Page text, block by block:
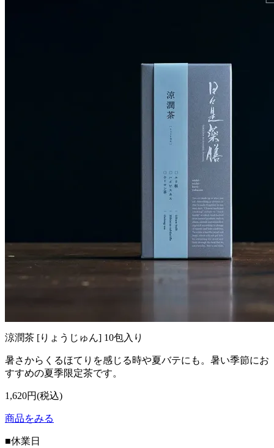
涼潤茶 [りょうじゅん] 10包入り
暑さからくるほてりを感じる時や夏バテにも。暑い季節にお
すすめの夏季限定茶です。
1,620円(税込)
商品をみる
■休業日